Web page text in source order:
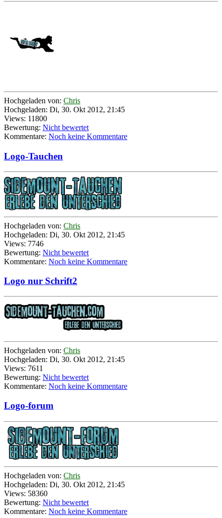
Hochgeladen von: Chris
Hochgeladen: Di, 30. Okt 2012, 21:45
Views: 11800
Bewertung: Nicht bewertet
Kommentare: Noch keine Kommentare
Logo-Tauchen
Hochgeladen von: Chris
Hochgeladen: Di, 30. Okt 2012, 21:45
Views: 7746
Bewertung: Nicht bewertet
Kommentare: Noch keine Kommentare
Logo nur Schrift2
Hochgeladen von: Chris
Hochgeladen: Di, 30. Okt 2012, 21:45
Views: 7611
Bewertung: Nicht bewertet
Kommentare: Noch keine Kommentare
Logo-forum
Hochgeladen von: Chris
Hochgeladen: Di, 30. Okt 2012, 21:45
Views: 58360
Bewertung: Nicht bewertet
Kommentare: Noch keine Kommentare